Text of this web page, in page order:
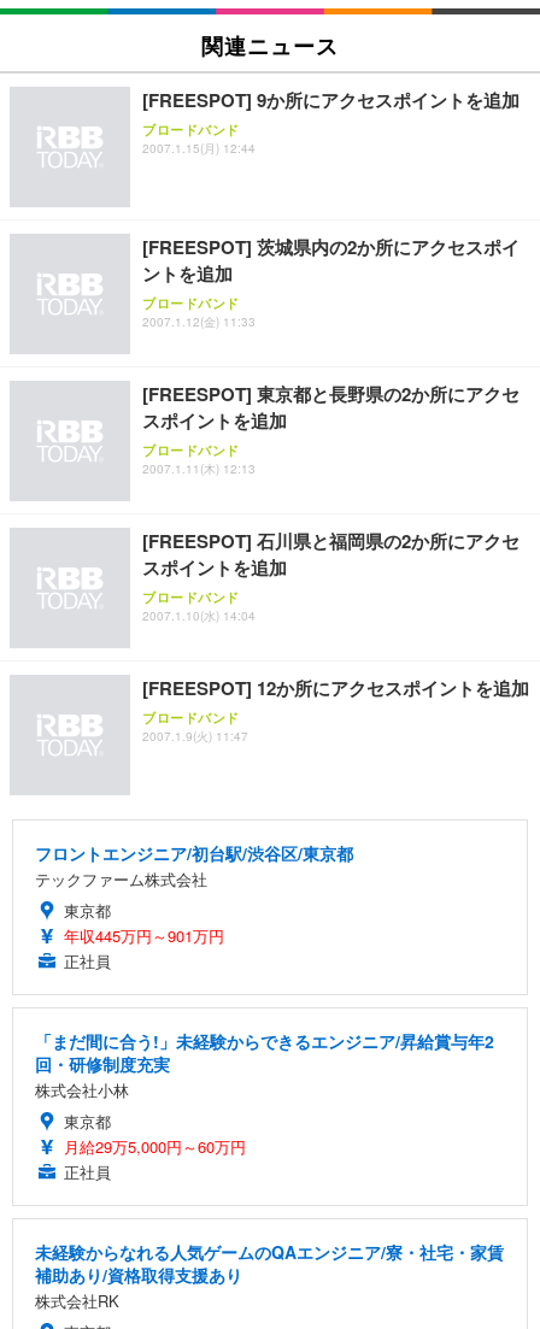
能 人間工学 椅子 腰サポート 90度跳ね上げ式アーム
レスト 3Dヘッドレスト ハンガー付き 高反発クッシ
ョン PCチェア 通気性メッシュ ゲーミング/勉強/事
務用 おしゃれ パソコンチェア (ブラック)
Sezlife オフィスチェア デスクチェア 疲れない テレ
ワーク チェア 強化バックレスト 30度ロッキング機
能 人間工学 椅子 腰サポート 90度跳ね上げ式アーム
ANDWINT オフィスチェア デスクチェア 肘なし メ
ッシュ 通気性 ランバーサポート付き 腰サポート ガ
ス圧無段階昇降 360度回転 キャスター付き コンパク
ト 幅52×奥行58.5×高さ84～96cm テレワーク 在宅
￥4,139
￥49,979
【整備済み品】Dell E2724HS 27インチ 液晶モニタ
ー フルHD（1920×1080）VA 非光沢 HDMI/DisplayP
ort/VGA スピーカー内蔵 高さ調整 スイベル VESA対
【MiniLED/24.5inch/280Hz/FHD】GRAPHT THE S
HOOTER Gaming Monitor 24” Essential ゲーミン
グモニター QD 24.5インチ 1ms FHD 量子ドット 残
像低減 (3年保証 | 輝点保証 | 日本メーカー)
￥34,980
Smart Basic(スマートベーシック) 【Amazon.co.jp
限定】 Smart Basic アイリスオーヤマ ペットシーツ
超厚型 お徳用 ワイド 100枚入 (x 1) (ケース販売)
アイリスオーヤマ ペットシーツ 超厚型 お徳用 レギ
ュラー 200枚入【Amazon.co.jp限定】
￥3,731
関連ニュース
[FREESPOT] 9か所にアクセスポイントを追加
ブロードバンド
2007.1.15(月) 12:44
[FREESPOT] 茨城県内の2か所にアクセスポイ
ントを追加
ブロードバンド
2007.1.12(金) 11:33
[FREESPOT] 東京都と長野県の2か所にアクセ
スポイントを追加
ブロードバンド
2007.1.11(木) 12:13
[FREESPOT] 石川県と福岡県の2か所にアクセ
スポイントを追加
ブロードバンド
2007.1.10(水) 14:04
[FREESPOT] 12か所にアクセスポイントを追加
ブロードバンド
2007.1.9(火) 11:47
フロントエンジニア/初台駅/渋谷区/東京都
テックファーム株式会社
東京都
年収445万円～901万円
正社員
「まだ間に合う!」未経験からできるエンジニア/昇給賞与年2
回・研修制度充実
株式会社小林
東京都
月給29万5,000円～60万円
正社員
未経験からなれる人気ゲームのQAエンジニア/寮・社宅・家賃
補助あり/資格取得支援あり
株式会社RK